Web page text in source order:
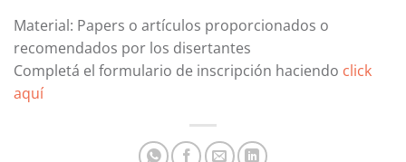
Material: Papers o artículos proporcionados o
recomendados por los disertantes
Completá el formulario de inscripción haciendo click
aquí